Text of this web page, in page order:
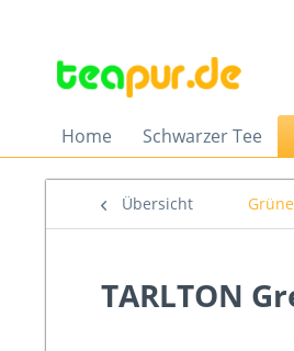
Home Schwarzer Tee
Übersicht
TARLTON